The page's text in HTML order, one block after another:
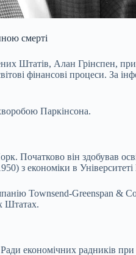
смерті
Штатів, Алан Грінспен,
фінансові процеси.
Паркінсона.
Початково він здобував
з економіки в
Townsend-Greenspan &
Штатах.
економічних радників